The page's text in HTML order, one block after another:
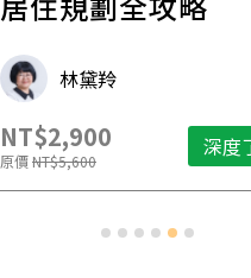
林黛羚
NT$2,900
原價NT$5,600 深度